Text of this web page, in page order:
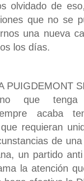
olvidado de
que no se
una nueva
los días.
PUIGDEMONT
que
acaba
requieran
de
un partido
la atención